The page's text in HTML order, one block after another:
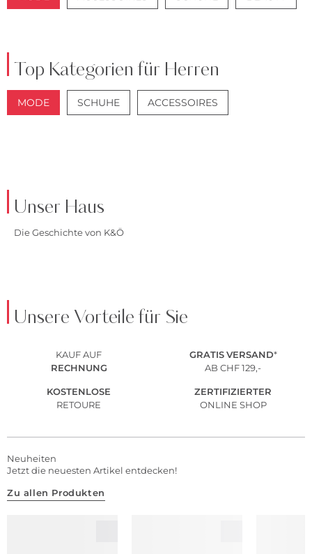
Top Kategorien für Herren
MODE SCHUHE ACCESSOIRES
Unser Haus
Die Geschichte von K&Ö
Unsere Vorteile für Sie
KAUF AUF
RECHNUNG
GRATIS VERSAND*
AB CHF 129,-
KOSTENLOSE
RETOURE
ZERTIFIZIERTER
ONLINE SHOP
Neuheiten
Jetzt die neuesten Artikel entdecken!
Zu allen Produkten